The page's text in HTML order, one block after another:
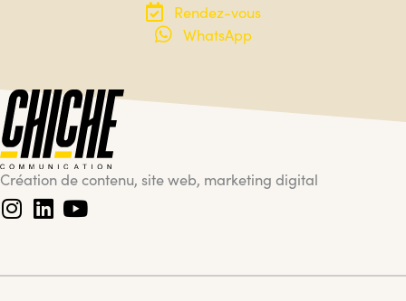
Rendez-vous
WhatsApp
Création de contenu, site web, marketing digital